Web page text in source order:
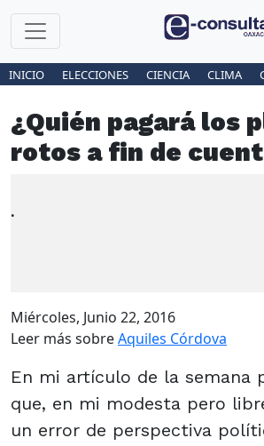
INICIO ELECCIONES CIENCIA CLIMA
¿Quién pagará los
rotos a fin de
.
Miércoles, Junio 22, 2016
Leer más sobreAquiles Córdova
En mi artículo de la semana
que, en mi modesta pero
un error de perspectiva